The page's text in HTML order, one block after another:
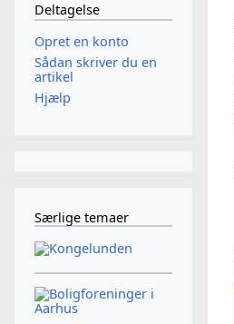
Deltagelse
Opret en konto
Sådan skriver du en
artikel
Hjælp
Særlige temaer